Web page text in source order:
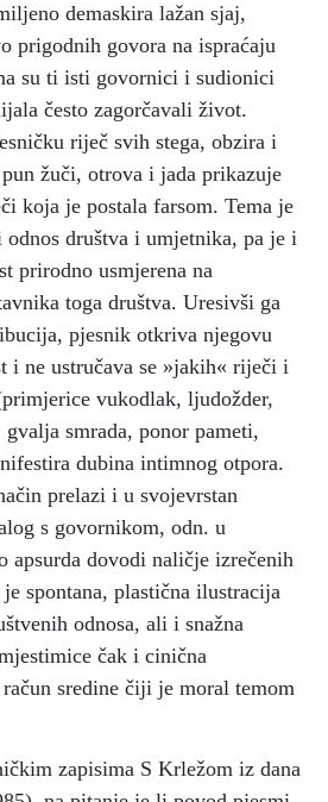
demaskira lažan sjaj,
prigodnih govora na ispraćaju
su ti isti govornici i sudionici
često zagorčavali život.
riječ svih stega, obzira i
žuči, otrova i jada prikazuje
koja je postala farsom. Tema je
odnos društva i umjetnika, pa je i
prirodno usmjerena na
toga društva. Uresivši ga
pjesnik otkriva njegovu
i ne ustručava se »jakih« riječi i
vukodlak, ljudožder,
gvalja smrada, ponor pameti,
dubina intimnog otpora.
prelazi i u svojevrstan
s govornikom, odn. u
apsurda dovodi naličje izrečenih
spontana, plastična ilustracija
odnosa, ali i snažna
čak i cinična
sredine čiji je moral temom
zapisima S Krležom iz dana